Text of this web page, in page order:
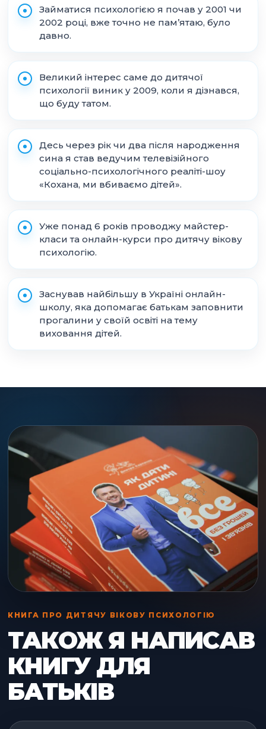
Займатися психологією я почав у 2001 чи
2002 році, вже точно не пам’ятаю, було
давно.
Великий інтерес саме до дитячої
психології виник у 2009, коли я дізнався,
що буду татом.
Десь через рік чи два після народження
сина я став ведучим телевізійного
соціально-психологічного реаліті-шоу
«Кохана, ми вбиваємо дітей».
Уже понад 6 років проводжу майстер-
класи та онлайн-курси про дитячу вікову
психологію.
Заснував найбільшу в Україні онлайн-
школу, яка допомагає батькам заповнити
прогалини у своїй освіті на тему
виховання дітей.
КНИГА ПРО ДИТЯЧУ ВІКОВУ ПСИХОЛОГІЮ
ТАКОЖ Я НАПИСАВ
КНИГУ ДЛЯ
БАТЬКІВ